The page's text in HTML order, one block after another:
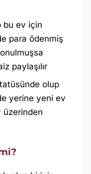
bu ev için
para ödenmiş
paylaşılır
olup
yerine yeni ev
üzerinden